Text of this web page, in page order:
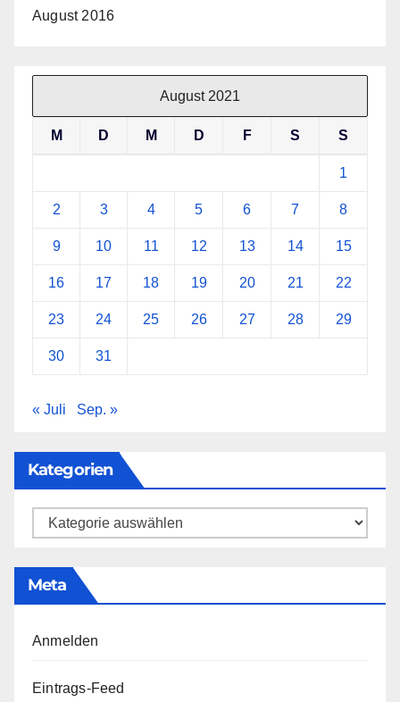
August 2016
August 2021
M D M D F S S
1
2 3 4 5 6 7 8
9 10 11 12 13 14 15
16 17 18 19 20 21 22
23 24 25 26 27 28 29
30 31
« Juli Sep. »
Kategorien
Kategorien
Meta
Anmelden
Eintrags-Feed